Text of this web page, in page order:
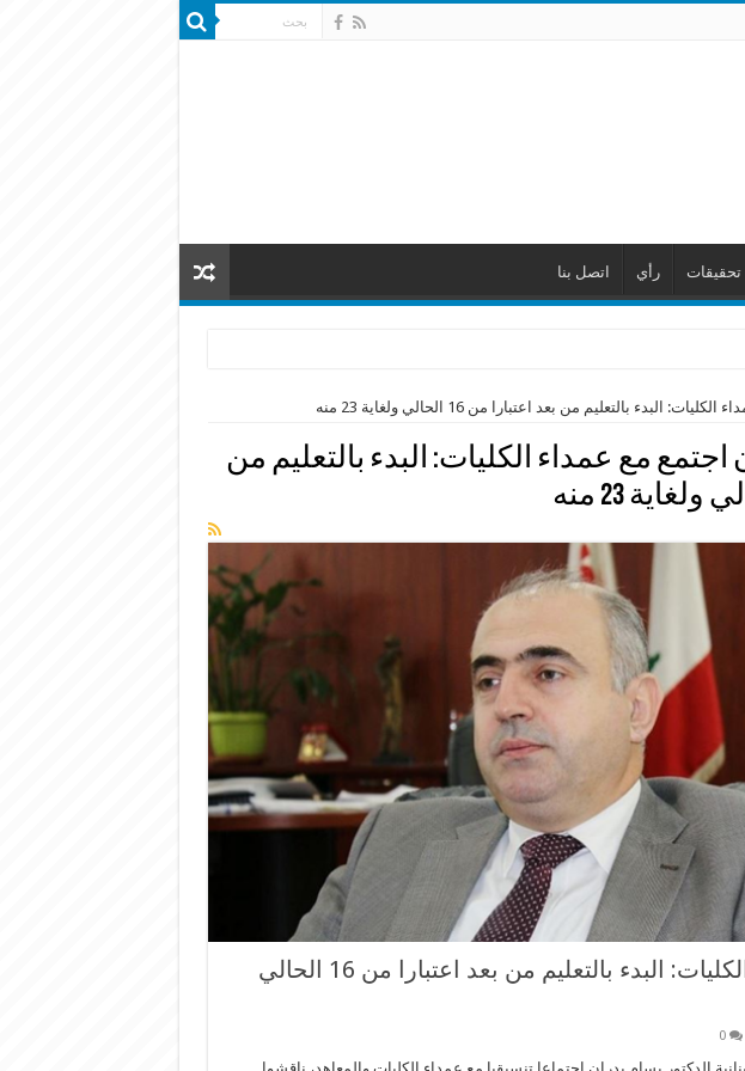
تحقيقات رأي اتصل بنا
البدء بالتعليم من بعد اعتبارا من 16 الحالي ولغاية 23 منه
اجتمع مع عمداء الكليات: البدء بالتعليم من
بدران اجتمع مع عمداء الكليات: البدء بالتعليم من بعد اعتبارا من 16 الحالي
0